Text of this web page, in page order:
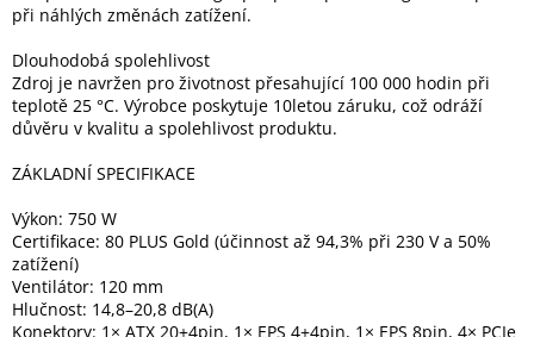
Přihlášení
při náhlých změnách zatížení.
Dlouhodobá spolehlivost
Zdroj je navržen pro životnost přesahující 100 000 hodin při
teplotě 25 °C. Výrobce poskytuje 10letou záruku, což odráží
důvěru v kvalitu a spolehlivost produktu.
ZÁKLADNÍ SPECIFIKACE
Výkon: 750 W
Certifikace: 80 PLUS Gold (účinnost až 94,3% při 230 V a 50%
zatížení)
Ventilátor: 120 mm
Hlučnost: 14,8–20,8 dB(A)
Konektory: 1× ATX 20+4pin, 1× EPS 4+4pin, 1× EPS 8pin, 4× PCIe